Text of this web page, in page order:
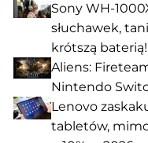
Sony WH-
słuchawek,
krótszą baterią!
Aliens:
Nintendo
Lenovo
tabletów,